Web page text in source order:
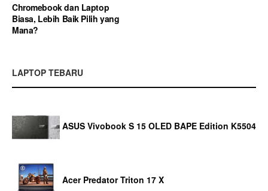
Chromebook dan Laptop
Biasa, Lebih Baik Pilih yang
Mana?
LAPTOP TEBARU
ASUS Vivobook S 15 OLED BAPE Edition K5504
Acer Predator Triton 17 X